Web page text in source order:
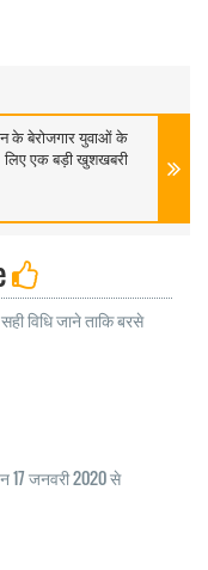
के बेरोजगार युवाओं के
लिए एक बड़ी खुशखबरी
विधि जाने ताकि बरसे
जनवरी 2020 से